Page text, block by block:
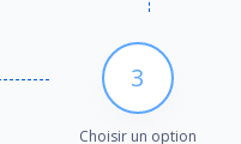
3
Choisir un option